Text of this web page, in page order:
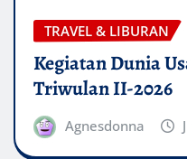
TRAVEL & LIBURAN
Kegiatan Dunia
Triwulan II-2026
Agnesdonna